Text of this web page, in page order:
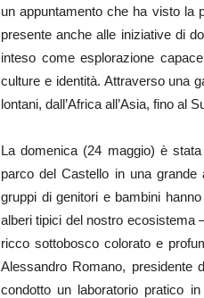
un appuntamento che ha visto la
presente anche alle iniziative di
inteso come esplorazione
culture e identità. Attraverso una
lontani, dall’Africa all’Asia, fino al
La domenica (24 maggio) è
parco del Castello in una grande
gruppi di genitori e bambini
alberi tipici del nostro ecosistema
ricco sottobosco colorato e
Alessandro Romano, presidente
condotto un laboratorio pratico